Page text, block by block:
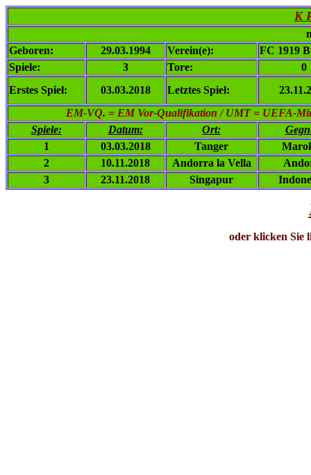
K
Geboren:
29.03.1994 Verein(e):
FC 1919
Spiele:
3 Tore:
0
Erstes Spiel:
03.03.2018 Letztes Spiel:
EM-VQ. = EM Vor-Qualifikation / UMT = UEFA-
Spiele:
Datum: Ort:
1
03.03.2018 Tanger
2
10.11.2018 Andorra la Vella
3
23.11.2018 Singapur
oder klicken Sie